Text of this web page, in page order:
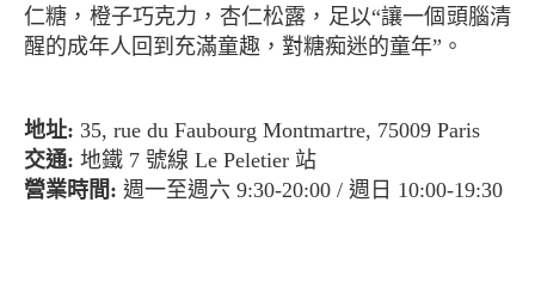
仁糖，橙子巧克力，杏仁松露，足以“讓一個頭腦清
醒的成年人回到充滿童趣，對糖痴迷的童年”。
地址: 35, rue du Faubourg Montmartre, 75009 Paris
交通: 地鐵 7 號線 Le Peletier 站
營業時間: 週一至週六 9:30-20:00 / 週日 10:00-19:30